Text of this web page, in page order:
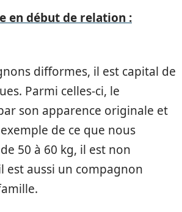
en début de relation :
difformes, il est capital de
Parmi celles-ci, le
son apparence originale et
de ce que nous
50 à 60 kg, il est non
est aussi un compagnon